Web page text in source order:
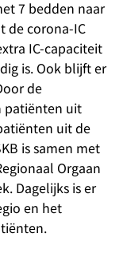
7 bedden naar
de corona-IC
IC-capaciteit
is. Ook blijft er
de
patiënten uit
uit de
is samen met
Orgaan
Dagelijks is er
en het